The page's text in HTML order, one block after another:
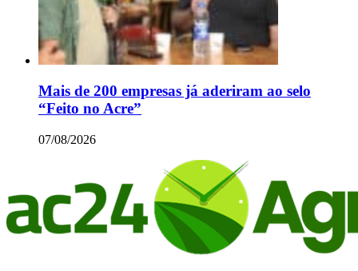
Mais de 200 empresas já aderiram ao selo
“Feito no Acre”
07/08/2026